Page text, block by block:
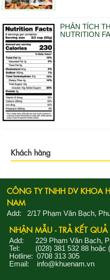
PHÂN TÍCH
NUTRITION
Khách hàng
CÔNG TY TNHH DV KHOA
NAM
Add: 2/17 Phạm Văn Bạch,
NHẬN MẪU - TRẢ KẾT
Add: 229 Phạm Văn Bạch,
Tel: (028) 381 532 88 hoặc
Hotline: 0708 313 305
Email: info@khuenam.vn